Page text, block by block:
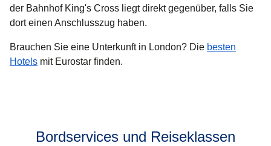
der Bahnhof King's Cross liegt direkt gegenüber, falls Sie
dort einen Anschlusszug haben.
Brauchen Sie eine Unterkunft in London? Die besten
Hotels mit Eurostar finden.
Bordservices und Reiseklassen